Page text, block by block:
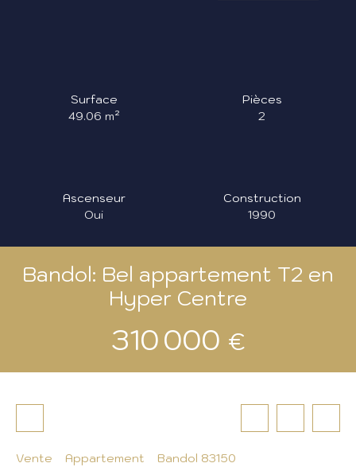
Surface
49.06 m²
Pièces
2
Ascenseur
Oui
Construction
1990
Bandol: Bel appartement T2 en
Hyper Centre
310 000 €
Vente Appartement
Bandol 83150